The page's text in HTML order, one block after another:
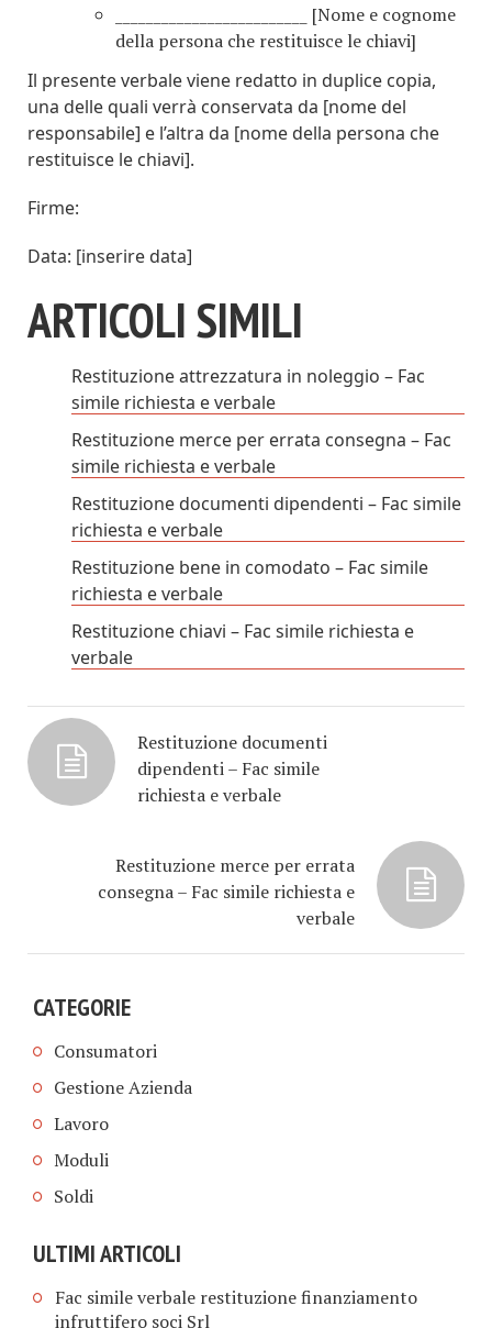
_________________________ [Nome e cognome
della persona che restituisce le chiavi]
Il presente verbale viene redatto in duplice copia,
una delle quali verrà conservata da [nome del
responsabile] e l’altra da [nome della persona che
restituisce le chiavi].
Firme:
Data: [inserire data]
ARTICOLI SIMILI
Restituzione attrezzatura in noleggio – Fac
simile richiesta e verbale
Restituzione merce per errata consegna – Fac
simile richiesta e verbale
Restituzione documenti dipendenti – Fac simile
richiesta e verbale
Restituzione bene in comodato – Fac simile
richiesta e verbale
Restituzione chiavi – Fac simile richiesta e
verbale
Restituzione documenti
dipendenti – Fac simile
richiesta e verbale
Restituzione merce per errata
consegna – Fac simile richiesta e
verbale
CATEGORIE
Consumatori
Gestione Azienda
Lavoro
Moduli
Soldi
ULTIMI ARTICOLI
Fac simile verbale restituzione finanziamento
infruttifero soci Srl​